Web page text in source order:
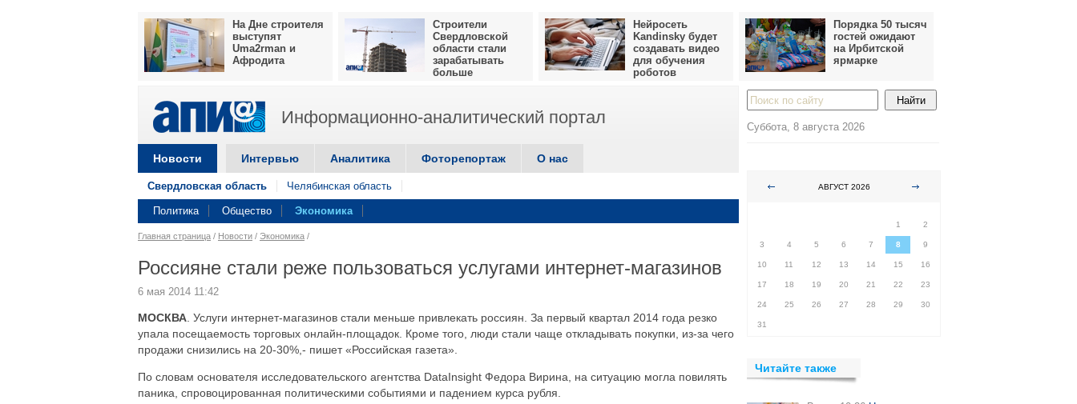
На Дне строителя
выступят
Uma2rman и
Афродита
Строители
Свердловской
области стали
зарабатывать
больше
Нейросеть
Kandinsky будет
создавать видео
для обучения
роботов
Порядка 50 тысяч
гостей ожидают
на Ирбитской
ярмарке
Информационно-аналитический портал
Новости Интервью Аналитика Фоторепортаж О нас
Свердловская область Челябинская область
Политика Общество Экономика
Главная страница / Новости / Экономика /
Россияне стали реже пользоваться услугами интернет-магазинов
6 мая 2014 11:42
МОСКВА . Услуги интернет-магазинов стали меньше привлекать россиян. За первый квартал 2014 года резко
упала посещаемость торговых онлайн-площадок. Кроме того, люди стали чаще откладывать покупки, из-за чего
продажи снизились на 20-30%,- пишет «Российская газета».
По словам основателя исследовательского агентства DataInsight Федора Вирина, на ситуацию могла повилять
паника, спровоцированная политическими событиями и падением курса рубля.
Суббота, 8 августа 2026
АВГУСТ 2026
1
2
3 4 5 6 7 8 9
10 11 12 13 14 15 16
17 18 19 20 21 22 23
24 25 26 27 28 29 30
31
Читайте также